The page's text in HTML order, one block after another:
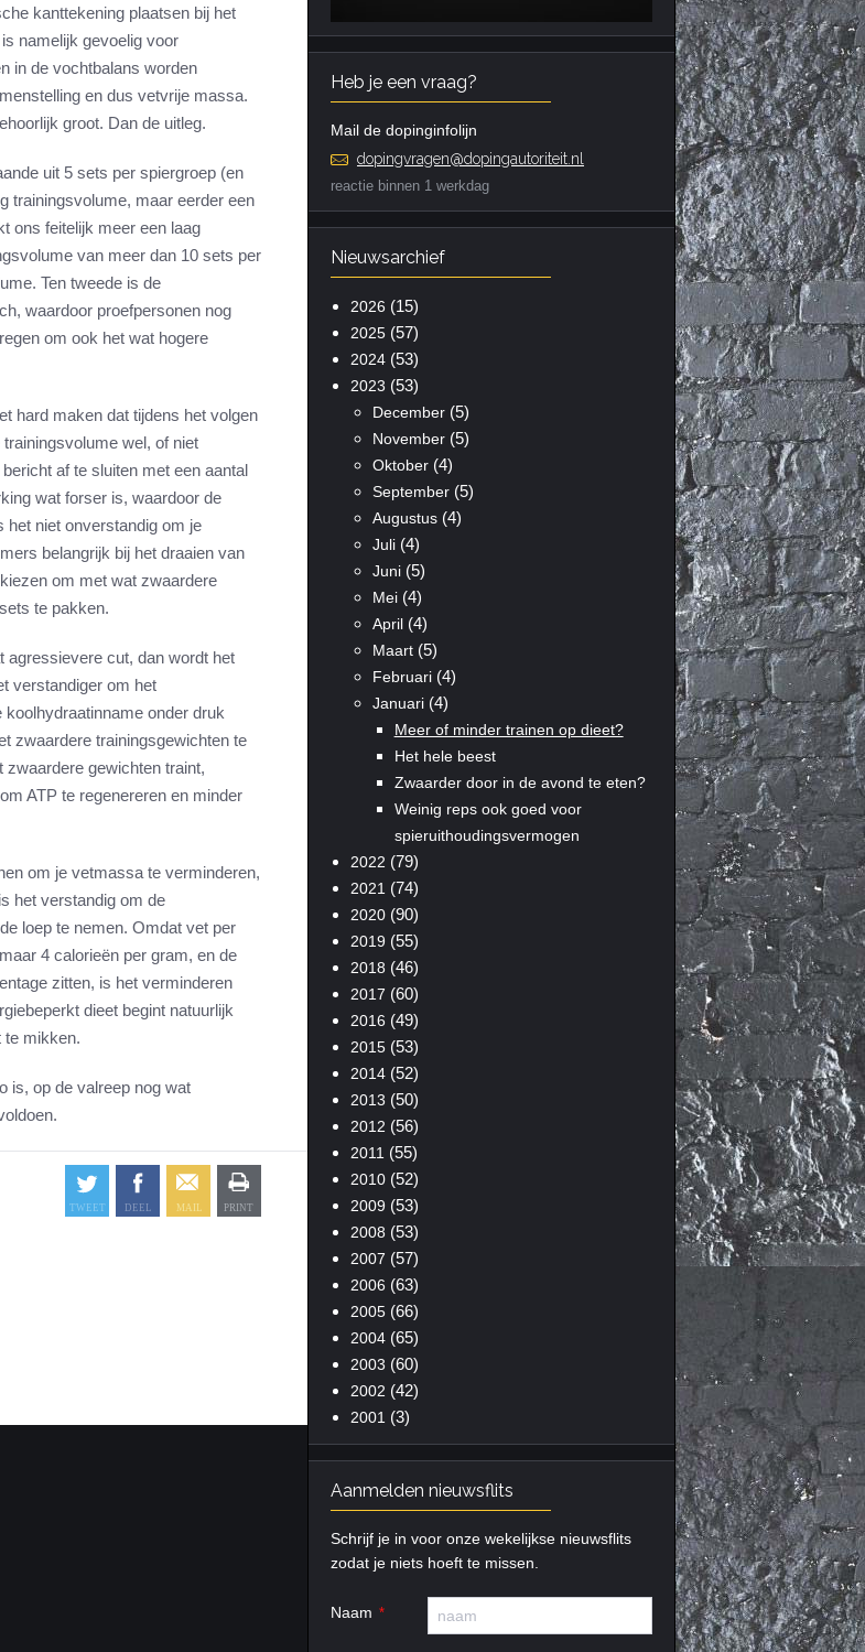
kanttekening plaatsen bij het
namelijk gevoelig voor
in de vochtbalans worden
en dus vetvrije massa.
groot. Dan de uitleg.
uit 5 sets per spiergroep (en
trainingsvolume, maar eerder een
ons feitelijk meer een laag
van meer dan 10 sets per
Ten tweede is de
waardoor proefpersonen nog
om ook het wat hogere
hard maken dat tijdens het volgen
wel, of niet
af te sluiten met een aantal
wat forser is, waardoor de
het niet onverstandig om je
belangrijk bij het draaien van
om met wat zwaardere
te pakken.
agressievere cut, dan wordt het
verstandiger om het
onder druk
zwaardere trainingsgewichten te
gewichten traint,
om ATP te regenereren en minder
om je vetmassa te verminderen,
het verstandig om de
loep te nemen. Omdat vet per
4 calorieën per gram, en de
zitten, is het verminderen
dieet begint natuurlijk
te mikken.
is, op de valreep nog wat
Heb je een vraag?
Mail de dopinginfolijn
dopingvragen@dopingautoriteit.nl
reactie binnen 1 werkdag
Nieuwsarchief
2026 (15)
2025(57)
2024(53)
2023 (53)
December(5)
November(5)
Oktober(4)
September(5)
Augustus(4)
Juli(4)
Juni(5)
Mei(4)
April(4)
Maart(5)
Februari(4)
Januari(4)
Meer of minder trainen op dieet?
Het hele beest
Zwaarder door in de avond te eten?
Weinig reps ook goed voor
spieruithoudingsvermogen
2022 (79)
2021 (74)
2020(90)
2019 (55)
2018 (46)
2017 (60)
2016 (49)
2015(53)
2014(52)
2013 (50)
2012 (56)
2011 (55)
2010(52)
2009 (53)
2008 (53)
2007 (57)
2006 (63)
2005(66)
2004(65)
2003 (60)
2002 (42)
2001 (3)
Aanmelden nieuwsflits
Schrijf je in voor onze wekelijkse nieuwsflits
zodat je niets hoeft te missen.
Naam